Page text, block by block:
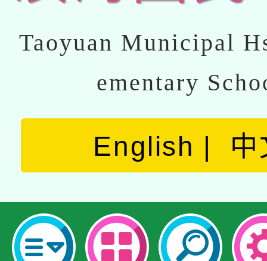
Taoyuan Municipal
ementary
English 中